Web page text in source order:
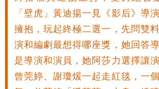
「壁虎」黃迪揚一見《影后》導
擁抱，玩起終極二選一，先問雙
演和編劇最想得哪座獎，她回答
是導演和演員，她阿莎力選擇讓
曾莞婷、謝瓊煖一起走紅毯，一